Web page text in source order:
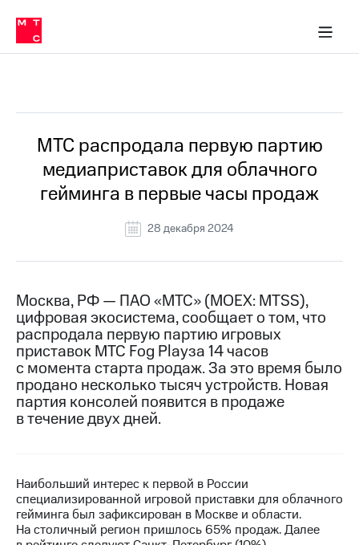
Медиа-центр
и акционерам
Устойчивое развитие
Комплаенс и деловая этика
компании
Карьера
История
компании
Руководство
информация
Контакты
Медиа-центр
Пресс-
релизы
МТС
о технологиях
Достижения
Финансовая
отчетность
Контакты
в МТС
Пресс-
релизы
МТС
о технологиях
МТС распродала первую партию
медиаприставок для облачного
гейминга в первые часы продаж
28 декабря 2024
Москва, РФ — ПАО «МТС» (MOEX: MTSS),
цифровая экосистема, сообщает о том, что
распродала первую партию игровых
приставок МТС Fog Playза 14 часов
с момента старта продаж. За это время было
продано несколько тысяч устройств. Новая
партия консолей появится в продаже
в течение двух дней.
Наибольший интерес к первой в России
специализированной игровой приставки для облачного
гейминга был зафиксирован в Москве и области.
На столичный регион пришлось 65% продаж. Далее